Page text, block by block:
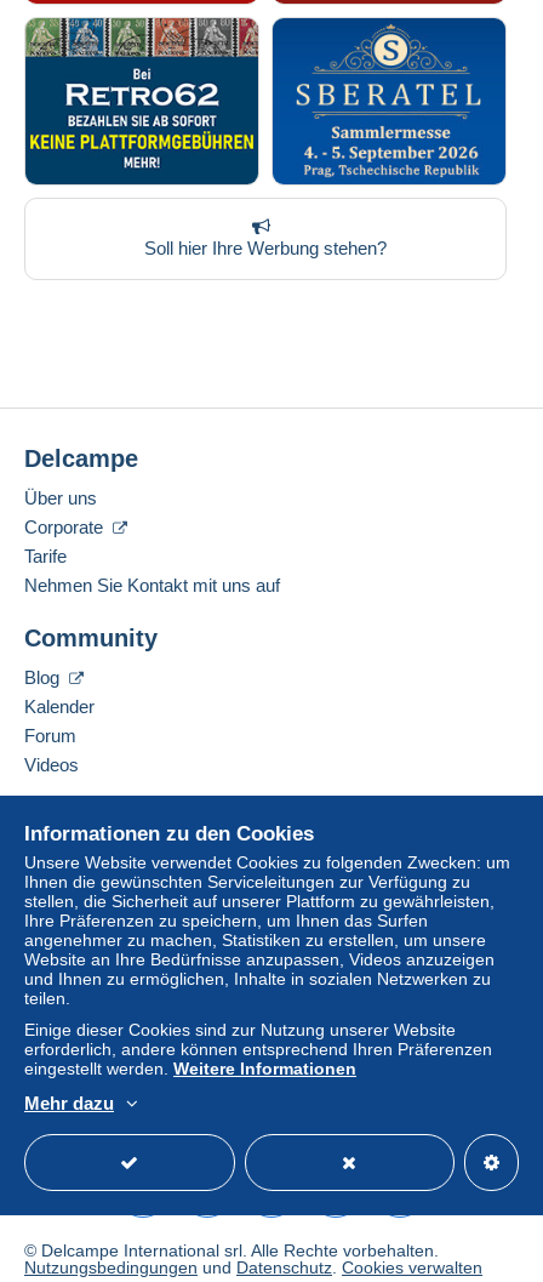
Soll hier Ihre Werbung stehen?
Informationen zu den Cookies
Unsere Website verwendet Cookies zu folgenden Zwecken: um
Ihnen die gewünschten Serviceleitungen zur Verfügung zu
stellen, die Sicherheit auf unserer Plattform zu gewährleisten,
Ihre Präferenzen zu speichern, um Ihnen das Surfen
angenehmer zu machen, Statistiken zu erstellen, um unsere
Website an Ihre Bedürfnisse anzupassen, Videos anzuzeigen
und Ihnen zu ermöglichen, Inhalte in sozialen Netzwerken zu
teilen.
Einige dieser Cookies sind zur Nutzung unserer Website
erforderlich, andere können entsprechend Ihren Präferenzen
eingestellt werden. Weitere Informationen
Mehr dazu
Delcampe
Über uns
Corporate
Tarife
Nehmen Sie Kontakt mit uns auf
Community
Blog
Kalender
Forum
Videos
Online-Hilfe
Auf Delcampe kaufen
Auf Delcampe verkaufen
Eine sichere Website
© Delcampe International srl. Alle Rechte vorbehalten.
Nutzungsbedingungen und Datenschutz. Cookies verwalten